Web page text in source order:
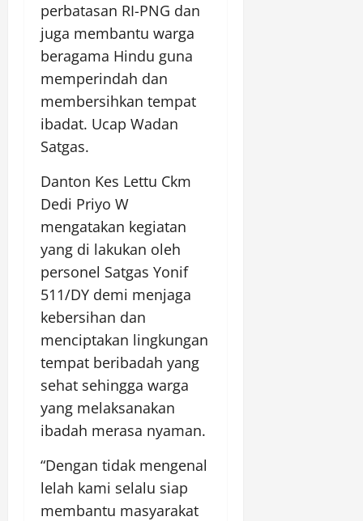
perbatasan RI-PNG dan
juga membantu warga
beragama Hindu guna
memperindah dan
membersihkan tempat
ibadat. Ucap Wadan
Satgas.
Danton Kes Lettu Ckm
Dedi Priyo W
mengatakan kegiatan
yang di lakukan oleh
personel Satgas Yonif
511/DY demi menjaga
kebersihan dan
menciptakan lingkungan
tempat beribadah yang
sehat sehingga warga
yang melaksanakan
ibadah merasa nyaman.
“Dengan tidak mengenal
lelah kami selalu siap
membantu masyarakat